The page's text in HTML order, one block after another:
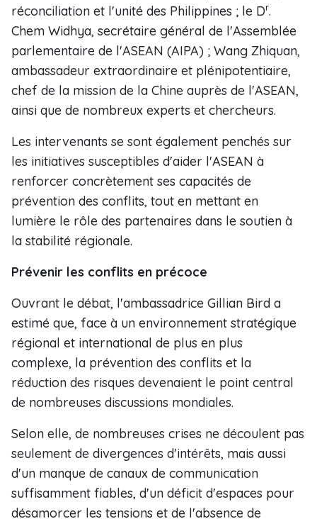
réconciliation et l'unité des Philippines ; le Dr.
Chem Widhya, secrétaire général de l'Assemblée
parlementaire de l'ASEAN (AIPA) ; Wang Zhiquan,
ambassadeur extraordinaire et plénipotentiaire,
chef de la mission de la Chine auprès de l'ASEAN,
ainsi que de nombreux experts et chercheurs.
Les intervenants se sont également penchés sur
les initiatives susceptibles d'aider l'ASEAN à
renforcer concrètement ses capacités de
prévention des conflits, tout en mettant en
lumière le rôle des partenaires dans le soutien à
la stabilité régionale.
Prévenir les conflits en précoce
Ouvrant le débat, l'ambassadrice Gillian Bird a
estimé que, face à un environnement stratégique
régional et international de plus en plus
complexe, la prévention des conflits et la
réduction des risques devenaient le point central
de nombreuses discussions mondiales.
Selon elle, de nombreuses crises ne découlent pas
seulement de divergences d'intérêts, mais aussi
d'un manque de canaux de communication
suffisamment fiables, d'un déficit d'espaces pour
désamorcer les tensions et de l'absence de